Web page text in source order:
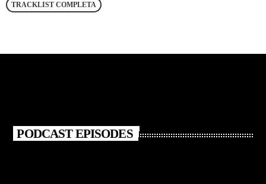
TRACKLIST COMPLETA
PODCAST EPISODES